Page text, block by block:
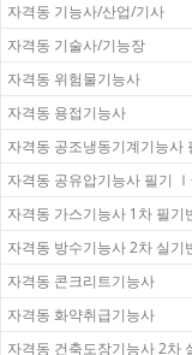
자격동 기능사/산업/기사
자격동 기술사/기능장
자격동 위험물기능사
자격동 용접기능사
자격동 공조냉동기계기능사
자격동 공유압기능사 필기
자격동 가스기능사 1차 필기
자격동 방수기능사 2차 실기
자격동 콘크리트기능사
자격동 화약취급기능사
자격동 건축도장기능사 2차